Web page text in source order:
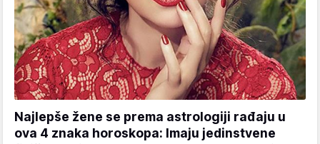
Najlepše žene se prema astrologiji rađaju u
ova 4 znaka horoskopa: Imaju jedinstvene